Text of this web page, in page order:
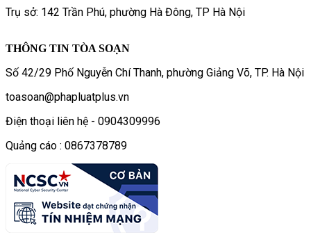
Trụ sở: 142 Trần Phú, phường Hà Đông, TP Hà Nội
THÔNG TIN TÒA SOẠN
Số 42/29 Phố Nguyễn Chí Thanh, phường Giảng Võ, TP. Hà Nội
toasoan@phapluatplus.vn
Điện thoại liên hệ - 0904309996
Quảng cáo : 0867378789